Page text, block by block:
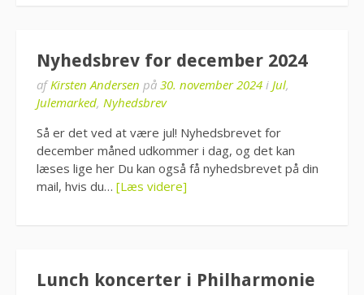
Nyhedsbrev for december 2024
afKirsten Andersen på 30. november 2024 i Jul,
Julemarked, Nyhedsbrev
Så er det ved at være jul! Nyhedsbrevet for
december måned udkommer i dag, og det kan
læses lige her Du kan også få nyhedsbrevet på din
mail, hvis du… [Læs videre]
Lunch koncerter i Philharmonie